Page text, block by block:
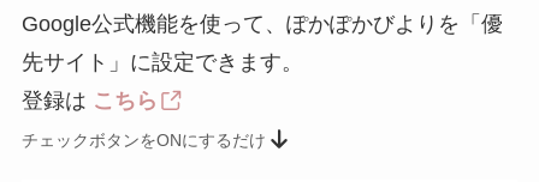
Google公式機能を使って、ぽかぽかびよりを「優
先サイト」に設定できます。
登録は こちら
チェックボタンをONにするだけ